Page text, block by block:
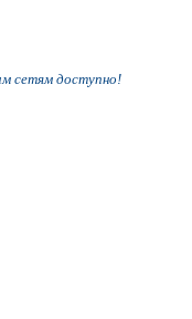
сетям доступно!